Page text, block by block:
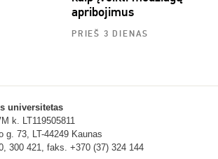
apribojimus
PRIEŠ 3 DIENAS
universitetas
k. LT119505811
g. 73, LT-44249 Kaunas
300 421, faks. +370 (37) 324 144